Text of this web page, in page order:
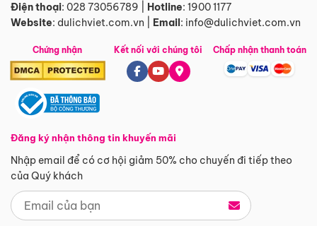
Điện thoại: 028 73056789 Hotline: 1900 1177
Website: dulichviet.com.vn Email: info@dulichviet.com.vn
Chứng nhận
Đăng ký nhận thông tin khuyến mãi
Nhập email để có cơ hội giảm 50% cho chuyến đi tiếp theo
của Quý khách
Kết nối với chúng tôi Chấp nhận thanh toán